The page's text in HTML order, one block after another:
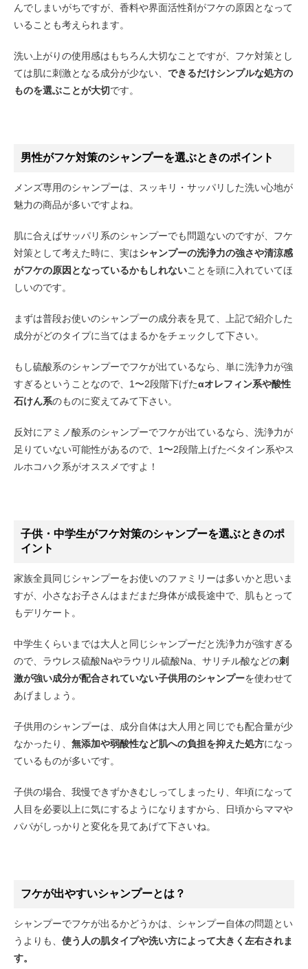
んでしまいがちですが、香料や界面活性剤がフケの原因となって
いることも考えられます。
洗い上がりの使用感はもちろん大切なことですが、フケ対策とし
ては肌に刺激となる成分が少ない、 できるだけシンプルな処方の
ものを選ぶことが大切です。
男性がフケ対策のシャンプーを選ぶときのポイント
メンズ専用のシャンプーは、スッキリ・サッパリした洗い心地が
魅力の商品が多いですよね。
肌に合えばサッパリ系のシャンプーでも問題ないのですが、フケ
対策として考えた時に、実はシャンプーの洗浄力の強さや清涼感
がフケの原因となっているかもしれないことを頭に入れていてほ
しいのです。
まずは普段お使いのシャンプーの成分表を見て、上記で紹介した
成分がどのタイプに当てはまるかをチェックして下さい。
もし硫酸系のシャンプーでフケが出ているなら、単に洗浄力が強
すぎるということなので、1〜2段階下げたαオレフィン系や酸性
石けん系のものに変えてみて下さい。
反対にアミノ酸系のシャンプーでフケが出ているなら、洗浄力が
足りていない可能性があるので、1〜2段階上げたベタイン系やス
ルホコハク系がオススメですよ！
子供・中学生がフケ対策のシャンプーを選ぶときのポ
イント
家族全員同じシャンプーをお使いのファミリーは多いかと思いま
すが、小さなお子さんはまだまだ身体が成長途中で、肌もとって
もデリケート。
中学生くらいまでは大人と同じシャンプーだと洗浄力が強すぎる
ので、ラウレス硫酸Naやラウリル硫酸Na、サリチル酸などの刺
激が強い成分が配合されていない子供用のシャンプーを使わせて
あげましょう。
子供用のシャンプーは、成分自体は大人用と同じでも配合量が少
なかったり、 無添加や弱酸性など肌への負担を抑えた処方になっ
ているものが多いです。
子供の場合、我慢できずかきむしってしまったり、年頃になって
人目を必要以上に気にするようになりますから、日頃からママや
パパがしっかりと変化を見てあげて下さいね。
フケが出やすいシャンプーとは？
シャンプーでフケが出るかどうかは、シャンプー自体の問題とい
うよりも、 使う人の肌タイプや洗い方によって大きく左右されま
す。